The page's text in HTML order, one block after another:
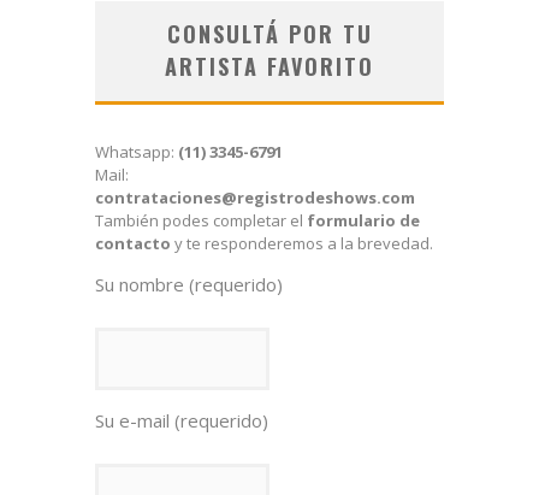
CONSULTÁ POR TU
ARTISTA FAVORITO
Whatsapp: (11) 3345-6791
Mail:
contrataciones@registrodeshows.com
También podes completar el formulario de
contacto y te responderemos a la brevedad.
Su nombre (requerido)
Su e-mail (requerido)